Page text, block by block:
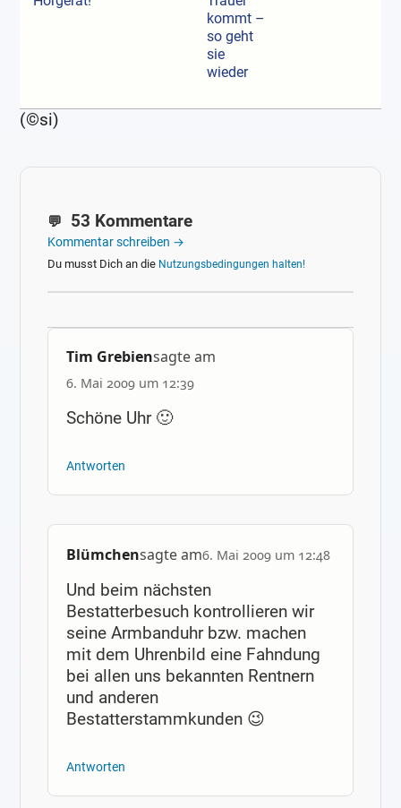
kommt –
so geht
sie
wieder
(©si)
53 Kommentare
Kommentar schreiben →
Du musst Dich an die Nutzungsbedingungen halten!
Tim Grebiensagte am
6. Mai 2009 um 12:39
Schöne Uhr 🙂
Antworten
Blümchensagte am6. Mai 2009 um 12:48
Und beim nächsten
Bestatterbesuch kontrollieren wir
seine Armbanduhr bzw. machen
mit dem Uhrenbild eine Fahndung
bei allen uns bekannten Rentnern
und anderen
Bestatterstammkunden 😉
Antworten